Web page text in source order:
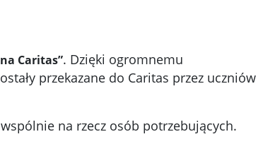
Caritas”. Dzięki ogromnemu
przekazane do Caritas przez uczniów
na rzecz osób potrzebujących.